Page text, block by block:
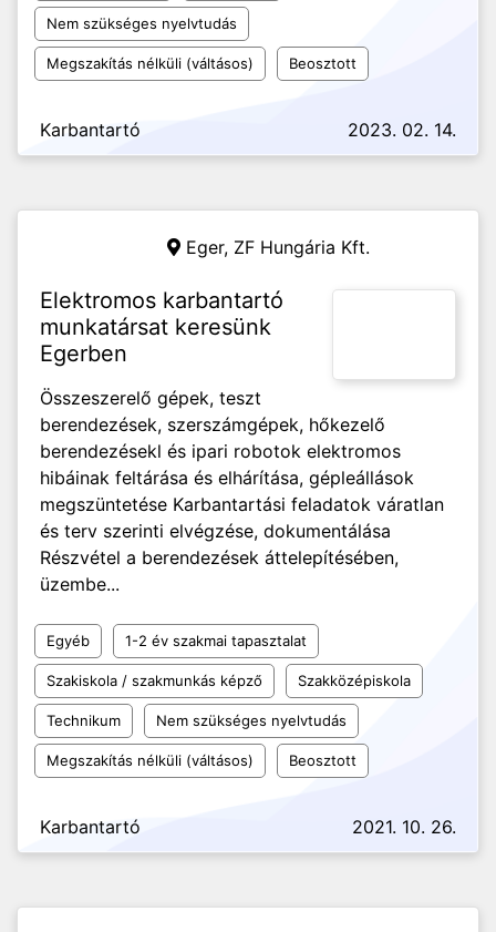
Nem szükséges nyelvtudás
Megszakítás nélküli (váltásos) Beosztott
Karbantartó 2023. 02. 14.
Eger, ZF Hungária Kft.
Elektromos karbantartó
munkatársat keresünk
Egerben
Összeszerelő gépek, teszt
berendezések, szerszámgépek, hőkezelő
berendezésekl és ipari robotok elektromos
hibáinak feltárása és elhárítása, gépleállások
megszüntetése Karbantartási feladatok váratlan
és terv szerinti elvégzése, dokumentálása
Részvétel a berendezések áttelepítésében,
üzembe...
Egyéb 1-2 év szakmai tapasztalat
Szakiskola / szakmunkás képző Szakközépiskola
Technikum Nem szükséges nyelvtudás
Megszakítás nélküli (váltásos) Beosztott
Karbantartó 2021. 10. 26.